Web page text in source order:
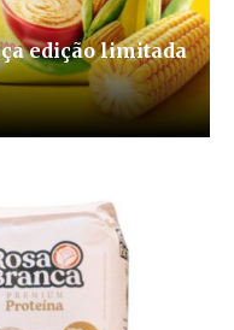
edição limitada